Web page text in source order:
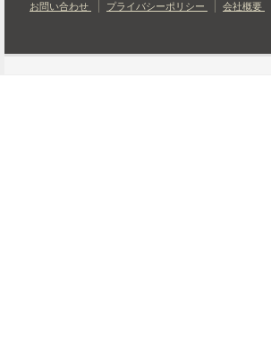
お問い合わせ プライバシーポリシー 会社概要